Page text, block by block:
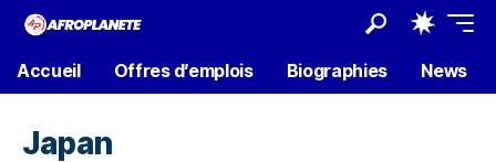
Accueil Offres d’emplois Biographies News
Japan